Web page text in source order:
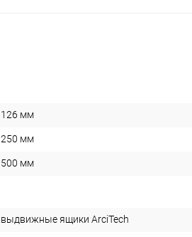
126 мм
250 мм
500 мм
выдвижные ящики ArciTech